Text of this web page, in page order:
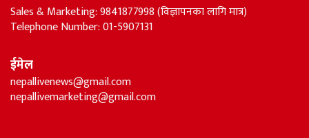
Sales & Marketing: 9841877998 (विज्ञापनका लागि मात्र)
Telephone Number: 01-5907131
ईमेल
nepallivenews@gmail.com
nepallivemarketing@gmail.com